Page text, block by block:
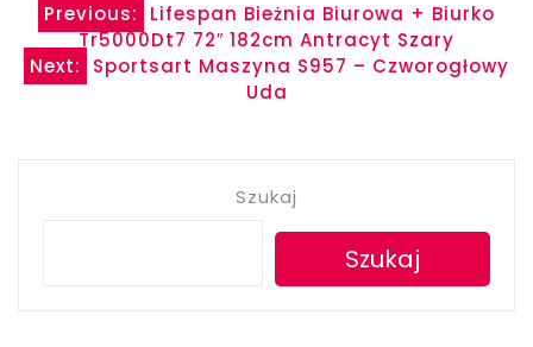
Nawigacja
wpisu
Previous:
Lifespan Bieżnia Biurowa + Biurko
Tr5000Dt7 72″ 182cm Antracyt Szary
Next:
Sportsart Maszyna S957 – Czworogłowy
Uda
Szukaj
Szukaj